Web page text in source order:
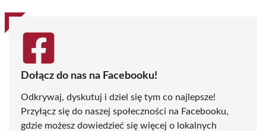
Dołącz do nas na Facebooku!
Odkrywaj, dyskutuj i dziel się tym co najlepsze!
Przyłącz się do naszej społeczności na Facebooku,
gdzie możesz dowiedzieć się więcej o lokalnych